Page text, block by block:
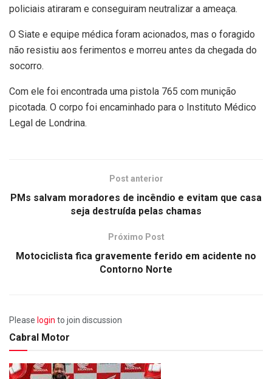
policiais atiraram e conseguiram neutralizar a ameaça.
O Siate e equipe médica foram acionados, mas o foragido
não resistiu aos ferimentos e morreu antes da chegada do
socorro.
Com ele foi encontrada uma pistola 765 com munição
picotada. O corpo foi encaminhado para o Instituto Médico
Legal de Londrina.
Post anterior
PMs salvam moradores de incêndio e evitam que casa
seja destruída pelas chamas
Próximo Post
Motociclista fica gravemente ferido em acidente no
Contorno Norte
Please login to join discussion
Cabral Motor